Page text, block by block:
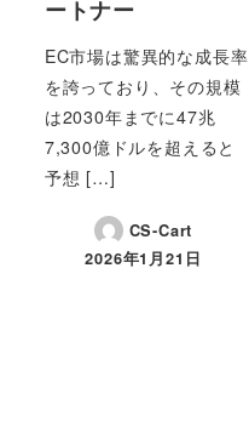
ートナー
EC市場は驚異的な成長率
を誇っており、その規模
は2030年までに47兆
7,300億ドルを超えると
予想 […]
CS-Cart
投稿日
2026年1月21日